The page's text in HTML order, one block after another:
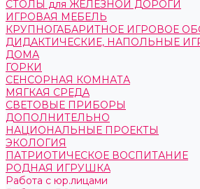
СТОЛЫ для ЖЕЛЕЗНОЙ ДОРОГИ
ИГРОВАЯ МЕБЕЛЬ
КРУПНОГАБАРИТНОЕ ИГРОВОЕ
ДИДАКТИЧЕСКИЕ, НАПОЛЬНЫЕ
ДОМА
ГОРКИ
СЕНСОРНАЯ КОМНАТА
МЯГКАЯ СРЕДА
СВЕТОВЫЕ ПРИБОРЫ
ДОПОЛНИТЕЛЬНО
НАЦИОНАЛЬНЫЕ ПРОЕКТЫ
ЭКОЛОГИЯ
ПАТРИОТИЧЕСКОЕ ВОСПИТАНИЕ
РОДНАЯ ИГРУШКА
Работа с юр.лицами